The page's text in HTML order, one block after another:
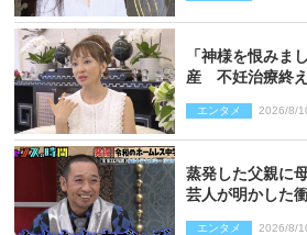
「神様を恨みま
産 不妊治療終
エンタメ 2026/8/
蒸発した父親に
芸人が明かした
エンタメ 2026/8/